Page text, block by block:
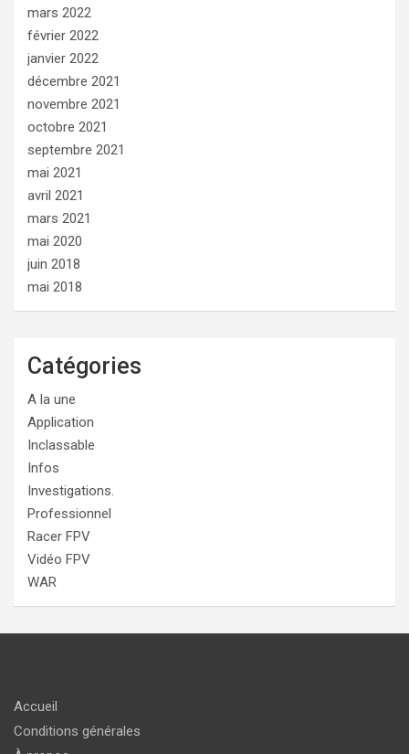
mars 2022
février 2022
janvier 2022
décembre 2021
novembre 2021
octobre 2021
septembre 2021
mai 2021
avril 2021
mars 2021
mai 2020
juin 2018
mai 2018
Catégories
A la une
Application
Inclassable
Infos
Investigations.
Professionnel
Racer FPV
Vidéo FPV
WAR
Accueil
Conditions générales